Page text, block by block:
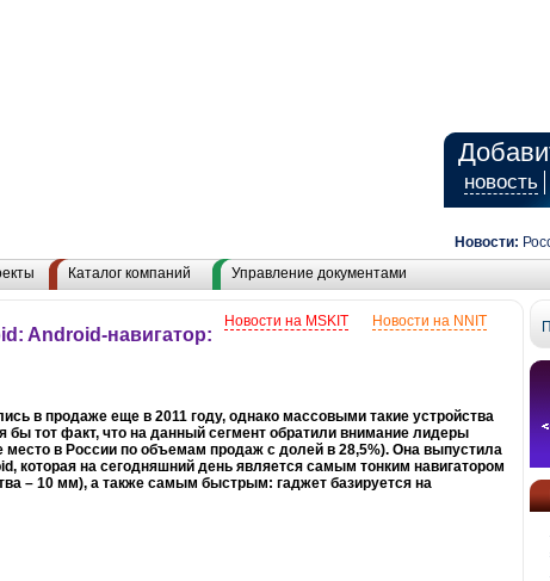
новость
Новости:
Каталог компаний Управление документами
Новости на NNIT
Новости на MSKIT
Android-навигатор:
в продаже еще в 2011 году, однако массовыми такие устройства
бы тот факт, что на данный сегмент обратили внимание лидеры
место в России по объемам продаж с долей в 28,5%). Она выпустила
которая на сегодняшний день является самым тонким навигатором
– 10 мм), а также самым быстрым: гаджет базируется на